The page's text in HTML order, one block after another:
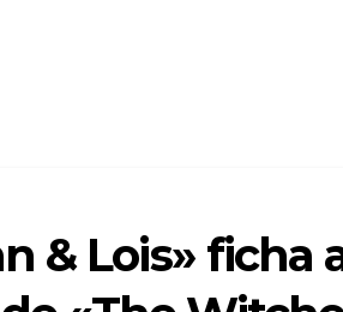
& Lois» ficha